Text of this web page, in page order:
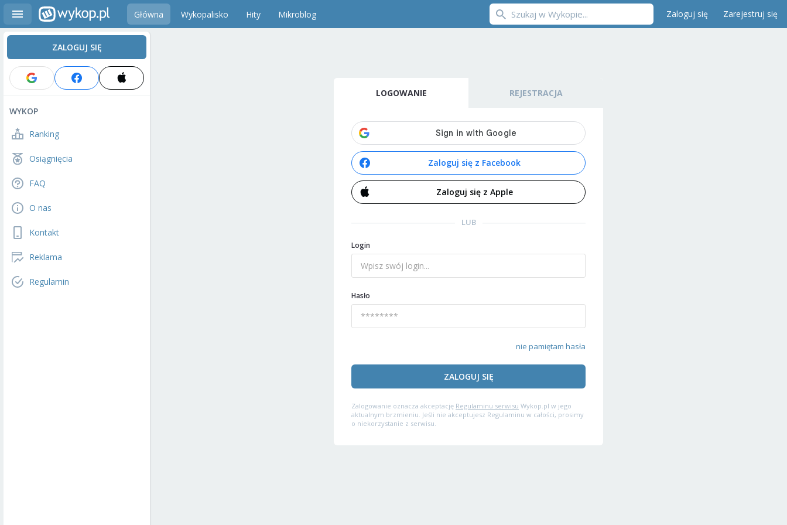
Główna Wykopalisko Hity Mikroblog Zaloguj się Zarejestruj się
ZALOGUJ SIĘ
WYKOP
Ranking
Osiągnięcia
FAQ
O nas
Kontakt
Reklama
Regulamin
LOGOWANIE REJESTRACJA
Zaloguj się z Facebook
Zaloguj się z Apple
LUB
Login
Hasło
nie pamiętam hasła
ZALOGUJ SIĘ
Zalogowanie oznacza akceptację Regulaminu serwisu Wykop.pl w jego
aktualnym brzmieniu. Jeśli nie akceptujesz Regulaminu w całości, prosimy
o niekorzystanie z serwisu.